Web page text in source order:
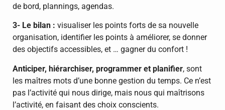
de bord, plannings, agendas.
3- Le bilan : visualiser les points forts de sa nouvelle
organisation, identifier les points à améliorer, se donner
des objectifs accessibles, et … gagner du confort !
Anticiper, hiérarchiser, programmer et planifier, sont
les maîtres mots d’une bonne gestion du temps. Ce n’est
pas l’activité qui nous dirige, mais nous qui maîtrisons
l’activité, en faisant des choix conscients.